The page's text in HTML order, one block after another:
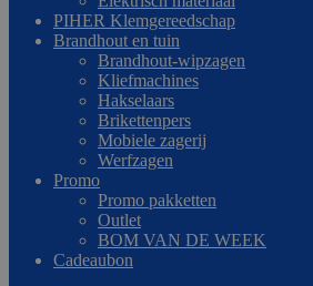
PIHER Klemgereedschap
Brandhout en tuin
Brandhout-wipzagen
Kliefmachines
Hakselaars
Brikettenpers
Mobiele zagerij
Werfzagen
Promo
Promo pakketten
Outlet
BOM VAN DE WEEK
Cadeaubon